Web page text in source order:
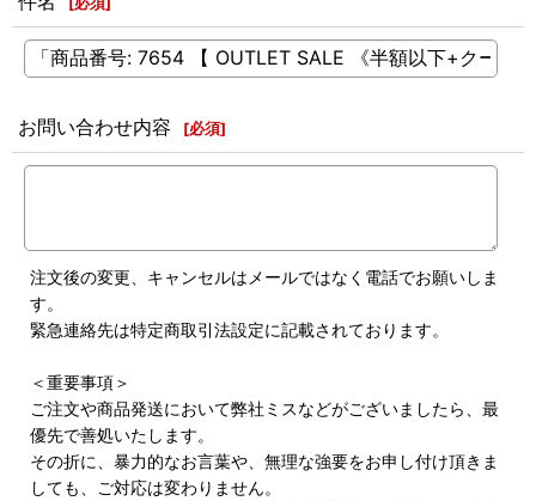
お問い合わせ内容 [必須]
注文後の変更、キャンセルはメールではなく電話でお願いしま
す。
緊急連絡先は特定商取引法設定に記載されております。
＜重要事項＞
ご注文や商品発送において弊社ミスなどがございましたら、最
優先で善処いたします。
その折に、暴力的なお言葉や、無理な強要をお申し付け頂きま
しても、ご対応は変わりません。